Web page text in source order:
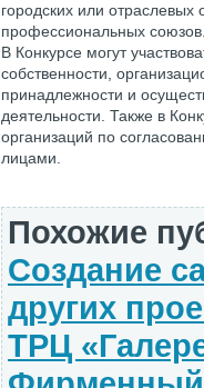
городских или
профессиональных
В Конкурсе могут
собственности,
принадлежности и
деятельности. Также в
организаций по
лицами.
Похожие
Создание
других
ТРЦ